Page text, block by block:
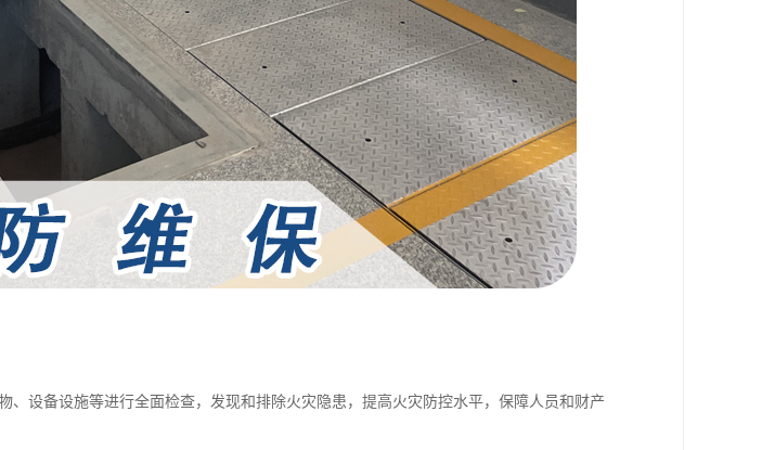
、设备设施等进行全面检查，发现和排除火灾隐患，提高火灾防控水平，保障人员和财产